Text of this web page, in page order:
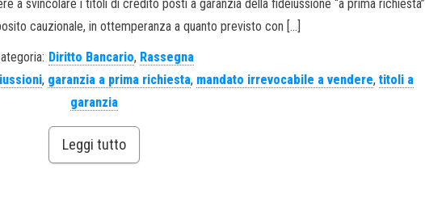
a svincolare i titoli di credito posti a garanzia della fideiussione “a prima richiesta”
cauzionale, in ottemperanza a quanto previsto con […]
Diritto Bancario, Rassegna
, garanzia a prima richiesta, mandato irrevocabile a vendere, titoli a
garanzia
Leggi tutto